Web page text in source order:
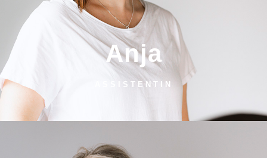
Anja
ASSISTENTIN